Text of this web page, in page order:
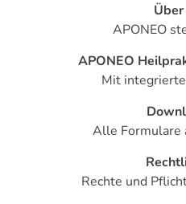
APONEO
APONEO
Mit
Alle Formulare
Rechte und